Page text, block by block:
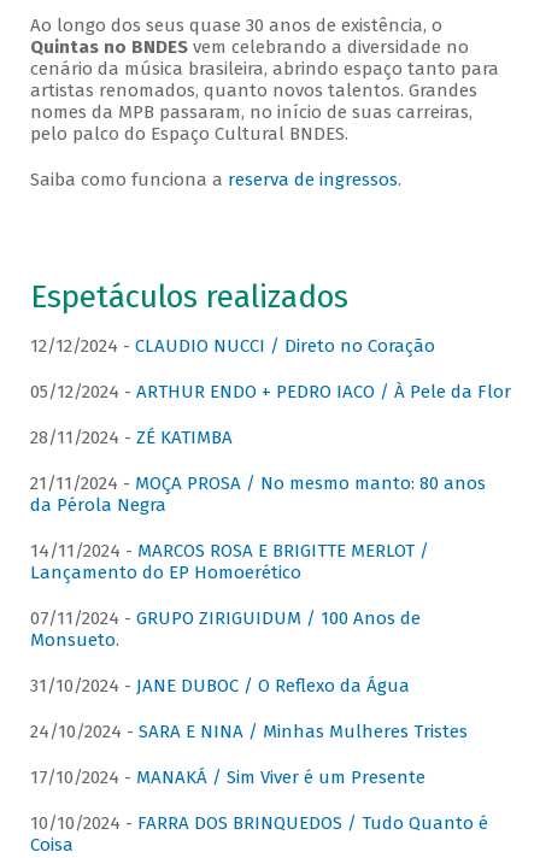
Ao longo dos seus quase 30 anos de existência, o
Quintas no BNDESvem celebrando a diversidade no
cenário da música brasileira, abrindo espaço tanto para
artistas renomados, quanto novos talentos. Grandes
nomes da MPB passaram, no início de suas carreiras,
pelo palco do Espaço Cultural BNDES.
Saiba como funciona a reserva de ingressos.
Espetáculos realizados
12/12/2024 - CLAUDIO NUCCI / Direto no Coração
05/12/2024 - ARTHUR ENDO + PEDRO IACO / À Pele da Flor
28/11/2024 - ZÉ KATIMBA
21/11/2024 - MOÇA PROSA / No mesmo manto: 80 anos
da Pérola Negra
14/11/2024 - MARCOS ROSA E BRIGITTE MERLOT /
Lançamento do EP Homoerético
07/11/2024 - GRUPO ZIRIGUIDUM / 100 Anos de
Monsueto.
31/10/2024 - JANE DUBOC / O Reflexo da Água
24/10/2024 - SARA E NINA / Minhas Mulheres Tristes
17/10/2024 - MANAKÁ / Sim Viver é um Presente
10/10/2024 - FARRA DOS BRINQUEDOS / Tudo Quanto é
Coisa